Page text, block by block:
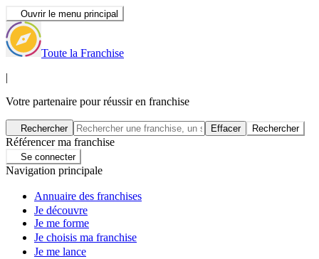
Ouvrir le menu principal
Toute la Franchise
|
Votre partenaire pour réussir en franchise
Rechercher Effacer Rechercher
Référencer ma franchise
Se connecter
Navigation principale
Annuaire des franchises
Je découvre
Je me forme
Je choisis ma franchise
Je me lance